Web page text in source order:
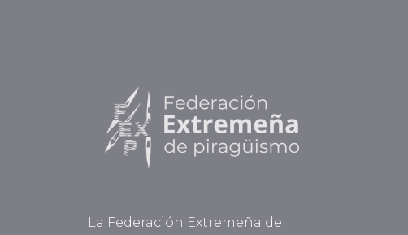
La Federación Extremeña de